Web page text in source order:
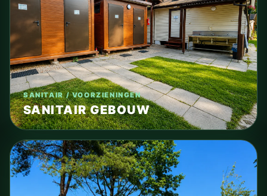
SANITAIR / VOORZIENINGEN
SANITAIR GEBOUW